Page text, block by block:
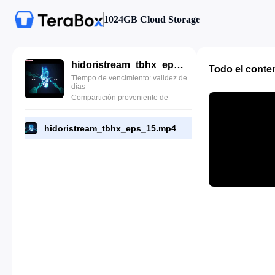
1024GB Cloud Storage
hidoristream_tbhx_eps_15.mp4
Tiempo de vencimiento: validez de
días
Compartición proveniente de
hidoristream_tbhx_eps_15.mp4
Todo el